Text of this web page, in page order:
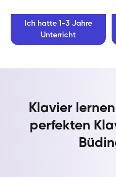
Ich hatte 1-3 Jahre
Unterricht
Klavier
perfekten